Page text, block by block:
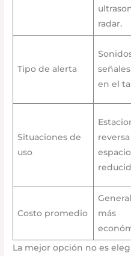
radar.
Tipo de alerta
en el
Situaciones de
uso
Costo promedio
más
La mejor opción no es